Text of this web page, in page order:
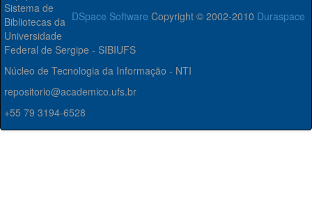
DSpace Software Copyright © 2002-2010 Duraspace
Sistema de
Bibliotecas da
Universidade
Federal de Sergipe - SIBIUFS
Núcleo de Tecnologia da Informação - NTI
repositorio@academico.ufs.br
+55 79 3194-6528